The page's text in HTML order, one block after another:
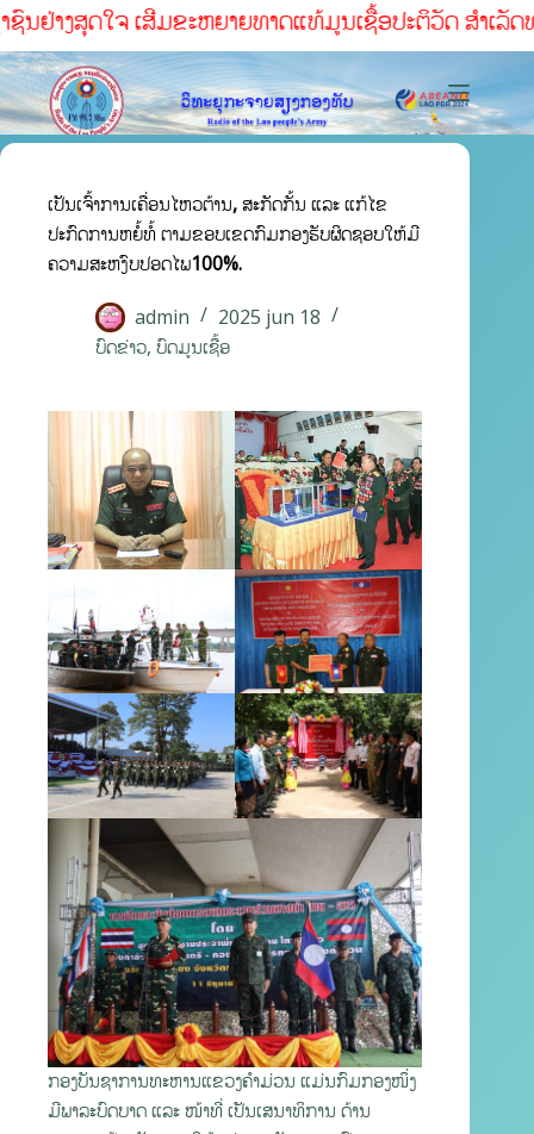
ສຸດໃຈ ເສີມຂະຫຍາຍທາດແທ້ມູນເຊື້ອປະຕິວັດ ສໍາເລັດທຸກໜ້
ເປັນເຈົ້າການເຄື່ອນໄຫວຕ້ານ, ສະກັດກັ້ນ ແລະ ແກ້ໄຂ
ປະກົດການຫຍໍ້ທໍ້ ຕາມຂອບເຂດກົມກອງຮັບຜິດຊອບໃຫ້ມີ
ຄວາມສະຫງົບປອດໄພ100%.
admin
2025 jun 18
ບົດຂ່າວ, ບົດມູນເຊື້ອ
ກອງບັນຊາການທະຫານແຂວງຄໍາມ່ວນ ແມ່ນກົມກອງໜຶ່ງ
ມີພາລະບົດບາດ ແລະ ໜ້າທີ່ ເປັນເສນາທິການ ດ້ານ